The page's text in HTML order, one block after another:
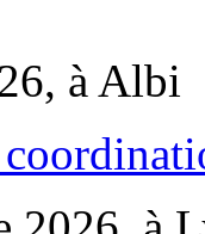
à Albi